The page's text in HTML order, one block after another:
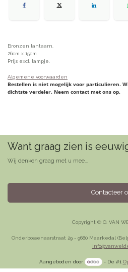
Bronzen lantaarn.
26cm x 15cm
Prijs excl. lampje.
Algemene voorwaarden
Bestellen is niet mogelijk voor particulieren.
dichtste verdeler. Neem contact met ons op.
Want graag zien is
Wij denken graag met u mee...
Contacteer
Copyright © O. VAN
Onderbossenaarstraat 29 - 9680 Maarkedal
Aangeboden door - De #1